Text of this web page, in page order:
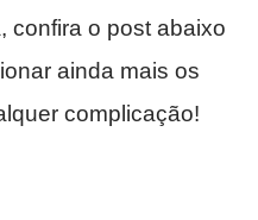
confira o post abaixo
ainda mais os
complicação!